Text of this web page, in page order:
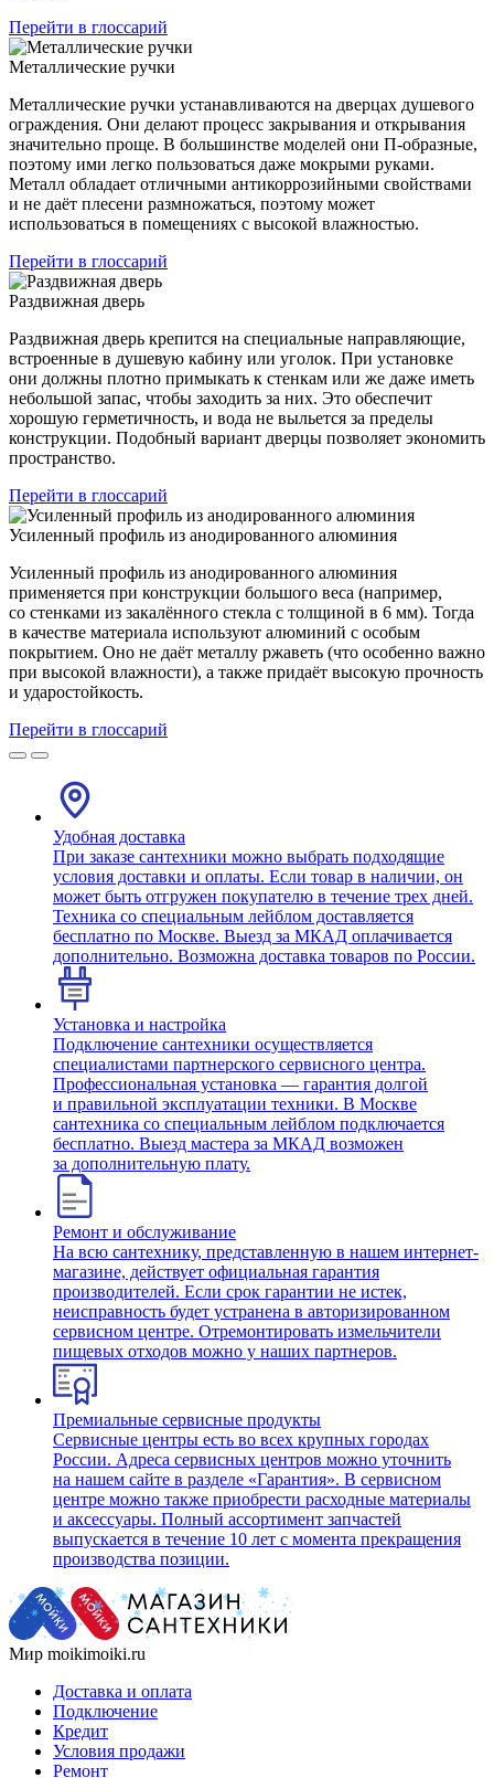
Перейти в глоссарий
Металлические ручки
Металлические ручки устанавливаются на дверцах душевого
ограждения. Они делают процесс закрывания и открывания
значительно проще. В большинстве моделей они П-образные,
поэтому ими легко пользоваться даже мокрыми руками.
Металл обладает отличными антикоррозийными свойствами
и не даёт плесени размножаться, поэтому может
использоваться в помещениях с высокой влажностью.
Перейти в глоссарий
Раздвижная дверь
Раздвижная дверь крепится на специальные направляющие,
встроенные в душевую кабину или уголок. При установке
они должны плотно примыкать к стенкам или же даже иметь
небольшой запас, чтобы заходить за них. Это обеспечит
хорошую герметичность, и вода не выльется за пределы
конструкции. Подобный вариант дверцы позволяет экономить
пространство.
Перейти в глоссарий
Усиленный профиль из анодированного алюминия
Усиленный профиль из анодированного алюминия
применяется при конструкции большого веса (например,
со стенками из закалённого стекла с толщиной в 6 мм). Тогда
в качестве материала используют алюминий с особым
покрытием. Оно не даёт металлу ржаветь (что особенно важно
при высокой влажности), а также придаёт высокую прочность
и ударостойкость.
Перейти в глоссарий
Удобная доставка
При заказе сантехники можно выбрать подходящие
условия доставки и оплаты. Если товар в наличии, он
может быть отгружен покупателю в течение трех дней.
Техника со специальным лейблом доставляется
бесплатно по Москве. Выезд за МКАД оплачивается
дополнительно. Возможна доставка товаров по России.
Установка и настройка
Подключение сантехники осуществляется
специалистами партнерского сервисного центра.
Профессиональная установка — гарантия долгой
и правильной эксплуатации техники. В Москве
сантехника со специальным лейблом подключается
бесплатно. Выезд мастера за МКАД возможен
за дополнительную плату.
Ремонт и обслуживание
На всю сантехнику, представленную в нашем интернет-
магазине, действует официальная гарантия
производителей. Если срок гарантии не истек,
неисправность будет устранена в авторизированном
сервисном центре. Отремонтировать измельчители
пищевых отходов можно у наших партнеров.
Премиальные сервисные продукты
Сервисные центры есть во всех крупных городах
России. Адреса сервисных центров можно уточнить
на нашем сайте в разделе «Гарантия». В сервисном
центре можно также приобрести расходные материалы
и аксессуары. Полный ассортимент запчастей
выпускается в течение 10 лет с момента прекращения
производства позиции.
Мир moikimoiki.ru
Доставка и оплата
Подключение
Кредит
Условия продажи
Ремонт